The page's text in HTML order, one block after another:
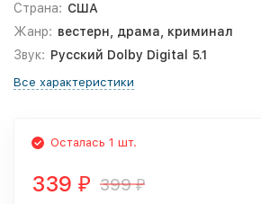
Страна: США
Жанр: вестерн, драма, криминал
Звук: Русский Dolby Digital 5.1
Все характеристики
Осталась 1 шт.
339 ₽ 399₽